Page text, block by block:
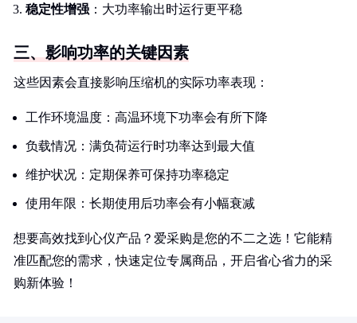
稳定性增强 ：大功率输出时运行更平稳
三、影响功率的关键因素
这些因素会直接影响压缩机的实际功率表现：
工作环境温度：高温环境下功率会有所下降
负载情况：满负荷运行时功率达到最大值
维护状况：定期保养可保持功率稳定
使用年限：长期使用后功率会有小幅衰减
想要高效找到心仪产品？爱采购是您的不二之选！它能精
准匹配您的需求，快速定位专属商品，开启省心省力的采
购新体验！